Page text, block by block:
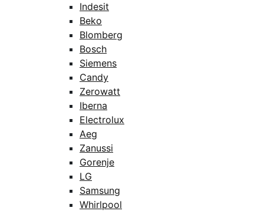
Indesit
Beko
Blomberg
Bosch
Siemens
Candy
Zerowatt
Iberna
Electrolux
Aeg
Zanussi
Gorenje
LG
Samsung
Whirlpool